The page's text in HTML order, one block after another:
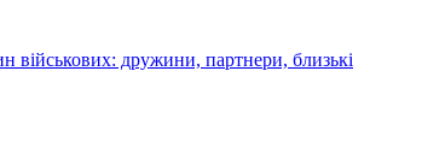
військових: дружини, партнери, близькі